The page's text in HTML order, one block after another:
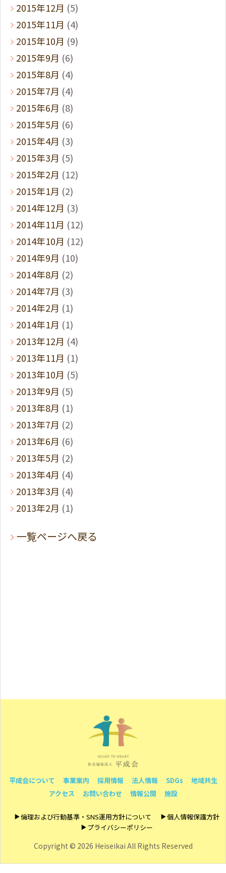
2015年12月 (5)
2015年11月 (4)
2015年10月 (9)
2015年9月 (6)
2015年8月 (4)
2015年7月 (4)
2015年6月 (8)
2015年5月 (6)
2015年4月 (3)
2015年3月 (5)
2015年2月 (12)
2015年1月 (2)
2014年12月 (3)
2014年11月 (12)
2014年10月 (12)
2014年9月 (10)
2014年8月 (2)
2014年7月 (3)
2014年2月 (1)
2014年1月 (1)
2013年12月 (4)
2013年11月 (1)
2013年10月 (5)
2013年9月 (5)
2013年8月 (1)
2013年7月 (2)
2013年6月 (6)
2013年5月 (2)
2013年4月 (4)
2013年3月 (4)
2013年2月 (1)
一覧ページへ戻る
平成会について 事業案内 採用情報 法人情報 SDGs
地域共生
アクセス
お問い合わせ 情報公開 施設
倫理および行動基準・SNS運用方針について
個人情報保護方針
プライバシーポリシー
Copyright © 2026 Heiseikai All Rights Reserved